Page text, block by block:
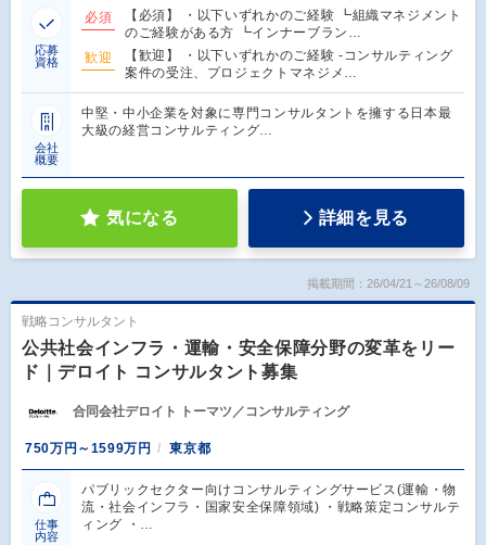
応募
資格
必須
【必須】 ・以下いずれかのご経験 ┗組織マネジメント
のご経験がある方 ┗インナーブラン…
歓迎
【歓迎】 ・以下いずれかのご経験 -コンサルティング
案件の受注、プロジェクトマネジメ…
会社
概要
中堅・中小企業を対象に専門コンサルタントを擁する日本最
大級の経営コンサルティング…
気になる 詳細を見る
掲載期間：26/04/21～26/08/09
戦略コンサルタント
公共社会インフラ・運輸・安全保障分野の変革をリー
ド｜デロイト コンサルタント募集
合同会社デロイト トーマツ／コンサルティング
750万円～1599万円 東京都
仕事
内容
パブリックセクター向けコンサルティングサービス(運輸・物
流・社会インフラ・国家安全保障領域) ・戦略策定コンサルテ
ィング ・…